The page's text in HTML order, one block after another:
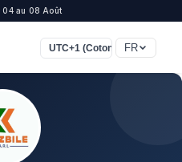
04 au 08 Août
UTC+1 (Cotonou, Lagos,
FR